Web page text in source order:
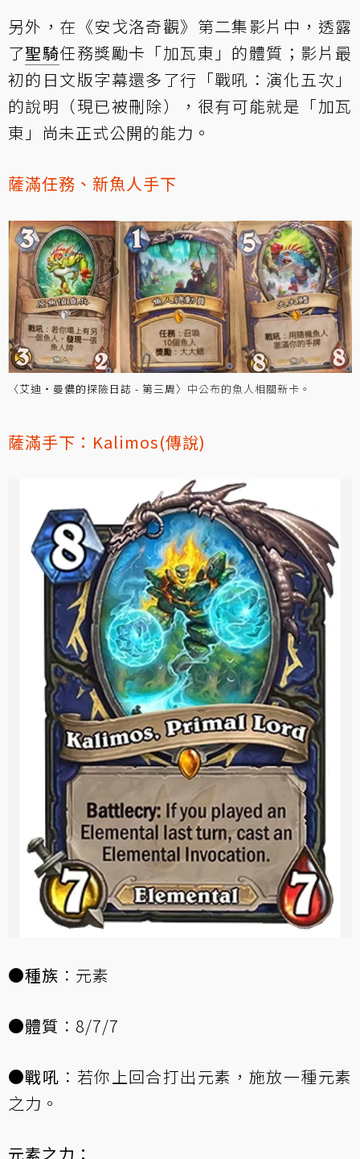
另外，在 《安戈洛奇觀》第二集影片 中，透露
了聖騎任務獎勵卡「加瓦東」的體質；影片最
初的日文版字幕還多了行「戰吼：演化五次」
的說明（現已被刪除），很有可能就是「加瓦
東」尚未正式公開的能力。
薩滿任務、新魚人手下
〈艾迪‧曼儂的探險日誌 - 第三周〉 中公布的魚人相關新卡。
薩滿手下：Kalimos(傳說)
●種族 ：元素
●體質 ：8/7/7
●戰吼 ：若你上回合打出元素，施放一種元素
之力。
元素之力：